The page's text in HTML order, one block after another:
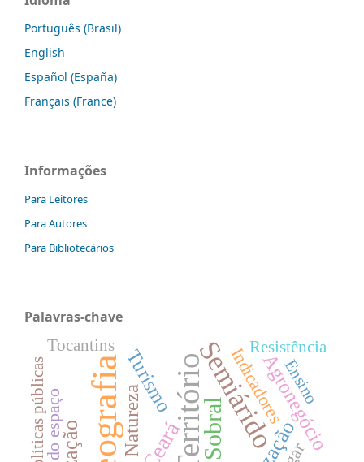
Português (Brasil)
English
Español (España)
Français (France)
Informações
Para Leitores
Para Autores
Para Bibliotecários
Palavras-chave
Geografia TerritórioSemiárido
Sobral
Ceará Agronegócio
Turismo
Natureza Indicadores
Resistência
Tocantins
Políticas públicas Ensino